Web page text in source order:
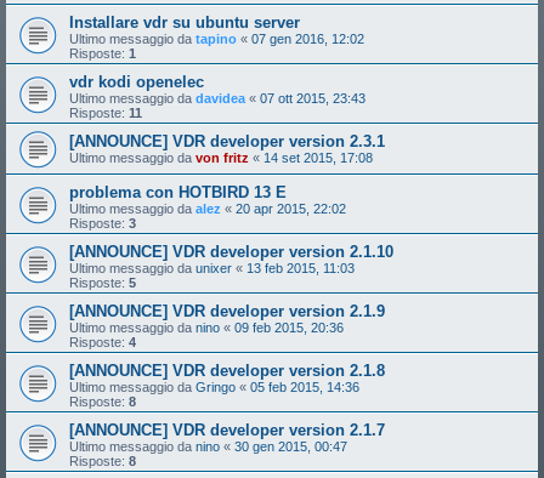
Installare vdr su ubuntu server
Ultimo messaggio da tapino « 07 gen 2016, 12:02
Risposte: 1
vdr kodi openelec
Ultimo messaggio da davidea « 07 ott 2015, 23:43
Risposte: 11
[ANNOUNCE] VDR developer version 2.3.1
Ultimo messaggio da von fritz « 14 set 2015, 17:08
problema con HOTBIRD 13 E
Ultimo messaggio da alez « 20 apr 2015, 22:02
Risposte: 3
[ANNOUNCE] VDR developer version 2.1.10
Ultimo messaggio da unixer « 13 feb 2015, 11:03
Risposte: 5
[ANNOUNCE] VDR developer version 2.1.9
Ultimo messaggio da nino « 09 feb 2015, 20:36
Risposte: 4
[ANNOUNCE] VDR developer version 2.1.8
Ultimo messaggio da Gringo « 05 feb 2015, 14:36
Risposte: 8
[ANNOUNCE] VDR developer version 2.1.7
Ultimo messaggio da nino « 30 gen 2015, 00:47
Risposte: 8